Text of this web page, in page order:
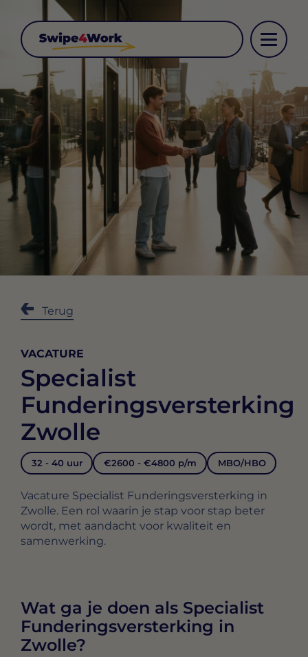
Terug
VACATURE
Specialist
Funderingsversterking
Zwolle
32 - 40 uur €2600 - €4800 p/m MBO/HBO
Vacature Specialist Funderingsversterking in
Zwolle. Een rol waarin je stap voor stap beter
wordt, met aandacht voor kwaliteit en
samenwerking.
Wat ga je doen als Specialist
Funderingsversterking in
Zwolle?